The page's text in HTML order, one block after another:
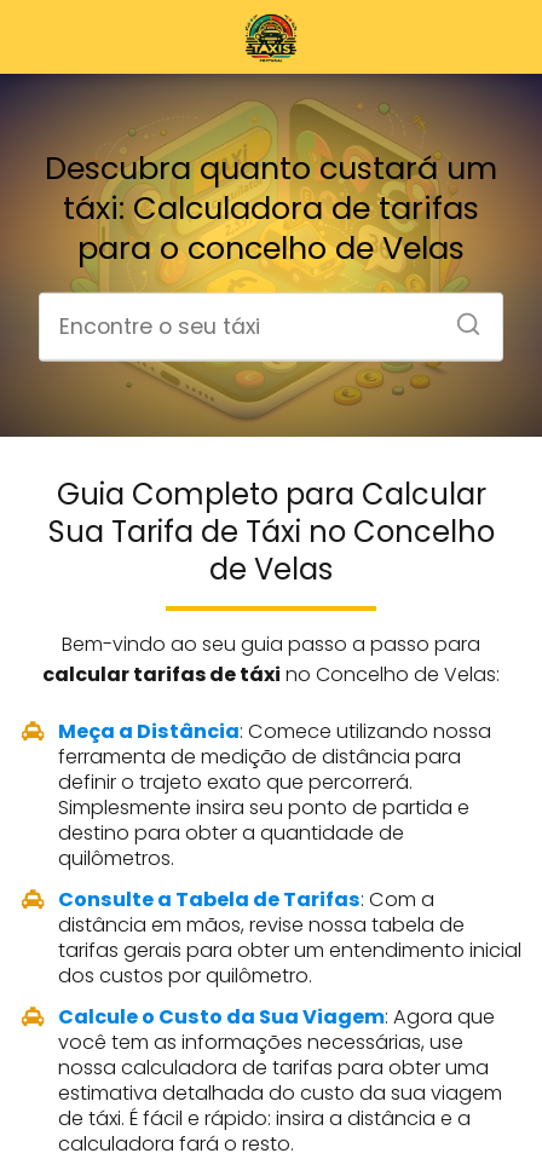
Descubra quanto custará um
táxi: Calculadora de tarifas
para o concelho de Velas
Guia Completo para Calcular
Sua Tarifa de Táxi no Concelho
de Velas
Bem-vindo ao seu guia passo a passo para
calcular tarifas de táxi no Concelho de Velas:
Meça a Distância: Comece utilizando nossa
ferramenta de medição de distância para
definir o trajeto exato que percorrerá.
Simplesmente insira seu ponto de partida e
destino para obter a quantidade de
quilômetros.
Consulte a Tabela de Tarifas: Com a
distância em mãos, revise nossa tabela de
tarifas gerais para obter um entendimento inicial
dos custos por quilômetro.
Calcule o Custo da Sua Viagem: Agora que
você tem as informações necessárias, use
nossa calculadora de tarifas para obter uma
estimativa detalhada do custo da sua viagem
de táxi. É fácil e rápido: insira a distância e a
calculadora fará o resto.